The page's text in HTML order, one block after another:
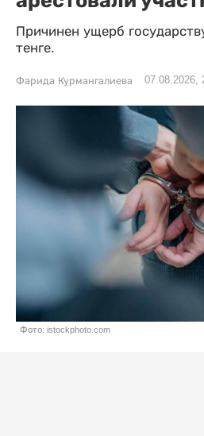
Причинен ущерб
тенге.
Фарида Курмангалиева 07.08.2026,
Фото: istockphoto.com